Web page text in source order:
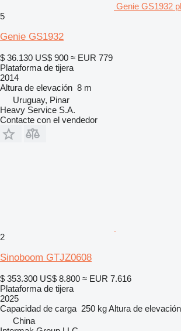
Genie GS1932
5
Genie GS1932
$ 36.130 US$ 900 ≈ EUR 779
Plataforma de tijera
2014
Altura de elevación 8 m
Uruguay, Pinar
Heavy Service S.A.
Contacte con el vendedor
2
Sinoboom GTJZ0608
$ 353.300 US$ 8.800 ≈ EUR 7.616
Plataforma de tijera
2025
Capacidad de carga 250 kgAltura de elevación
China